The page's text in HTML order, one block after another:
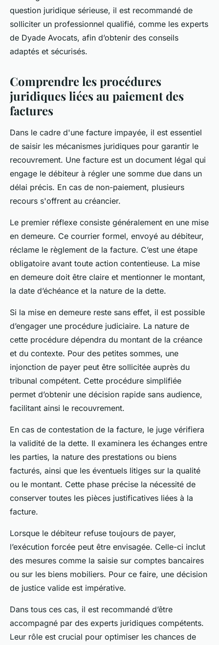
question juridique sérieuse, il est recommandé de
solliciter un professionnel qualifié, comme les experts
de Dyade Avocats, afin d’obtenir des conseils
adaptés et sécurisés.
Comprendre les procédures
juridiques liées au paiement des
factures
Dans le cadre d'une facture impayée, il est essentiel
de saisir les mécanismes juridiques pour garantir le
recouvrement. Une facture est un document légal qui
engage le débiteur à régler une somme due dans un
délai précis. En cas de non-paiement, plusieurs
recours s'offrent au créancier.
Le premier réflexe consiste généralement en une mise
en demeure. Ce courrier formel, envoyé au débiteur,
réclame le règlement de la facture. C’est une étape
obligatoire avant toute action contentieuse. La mise
en demeure doit être claire et mentionner le montant,
la date d’échéance et la nature de la dette.
Si la mise en demeure reste sans effet, il est possible
d’engager une procédure judiciaire. La nature de
cette procédure dépendra du montant de la créance
et du contexte. Pour des petites sommes, une
injonction de payer peut être sollicitée auprès du
tribunal compétent. Cette procédure simplifiée
permet d’obtenir une décision rapide sans audience,
facilitant ainsi le recouvrement.
En cas de contestation de la facture, le juge vérifiera
la validité de la dette. Il examinera les échanges entre
les parties, la nature des prestations ou biens
facturés, ainsi que les éventuels litiges sur la qualité
ou le montant. Cette phase précise la nécessité de
conserver toutes les pièces justificatives liées à la
facture.
Lorsque le débiteur refuse toujours de payer,
l’exécution forcée peut être envisagée. Celle-ci inclut
des mesures comme la saisie sur comptes bancaires
ou sur les biens mobiliers. Pour ce faire, une décision
de justice valide est impérative.
Dans tous ces cas, il est recommandé d’être
accompagné par des experts juridiques compétents.
Leur rôle est crucial pour optimiser les chances de